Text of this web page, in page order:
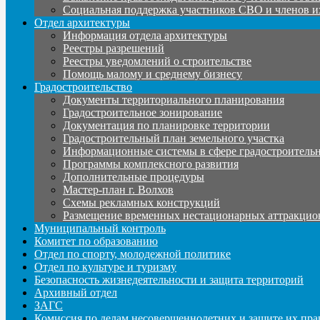
Социальная поддержка участников СВО и членов
Отдел архитектуры
Информация отдела архитектуры
Реестры разрешений
Реестры уведомлений о строительстве
Помощь малому и среднему бизнесу
Градостроительство
Документы территориального планирования
Градостроительное зонирование
Документация по планировке территории
Градостроительный план земельного участка
Информационные системы в сфере
Программы комплексного развития
Дополнительные процедуры
Мастер-план г. Волхов
Схемы рекламных конструкций
Размещение временных нестационарных
Муниципальный контроль
Комитет по образованию
Отдел по спорту, молодежной политике
Отдел по культуре и туризму
Безопасность жизнедеятельности и защита территорий
Архивный отдел
ЗАГС